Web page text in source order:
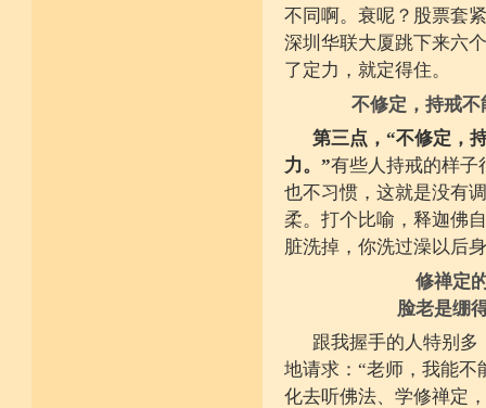
不同啊。衰呢？股票套
深圳华联大厦跳下来六
了定力，就定得住。
不修定，持戒
第三点，“不修定，
力。”有些人持戒的样子
也不习惯，这就是没有
柔。打个比喻，释迦佛
脏洗掉，你洗过澡以后
修禅定
脸老是绷
跟我握手的人特别多
地请求：“老师，我能不
化去听佛法、学修禅定